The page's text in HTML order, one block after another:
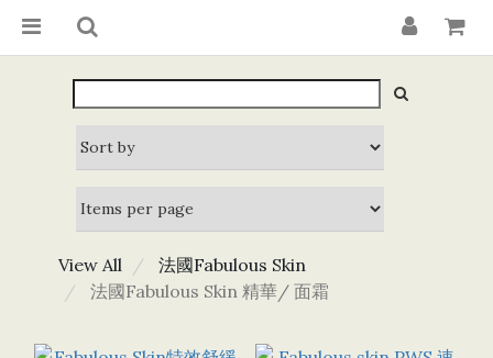
View All
法國Fabulous Skin
法國Fabulous Skin 精華/ 面霜